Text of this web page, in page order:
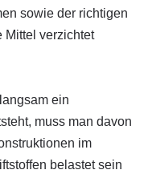
sowie der richtigen
Mittel verzichtet
ein
muss man davon
im
belastet sein